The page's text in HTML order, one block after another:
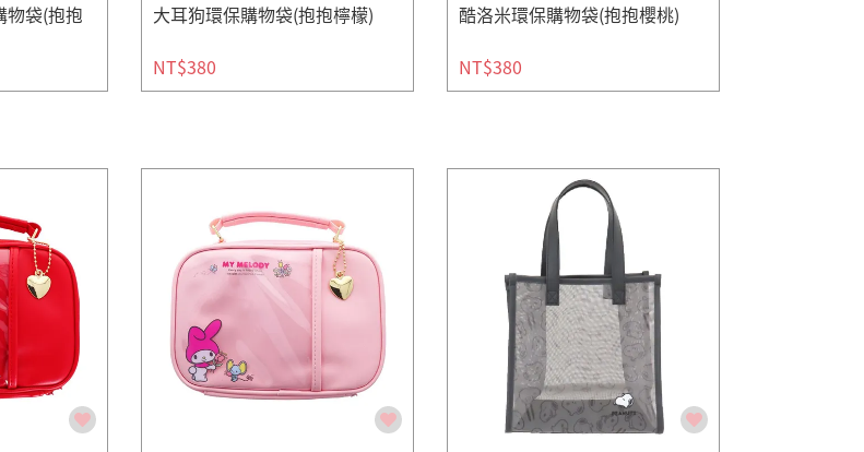
物袋(抱抱
大耳狗環保購物袋(抱抱檸檬)
NT$380
酷洛米環保購物袋(抱抱櫻桃)
NT$380